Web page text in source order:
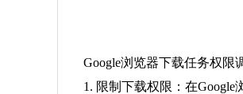
Google浏览器下载任务权限
1. 限制下载权限：在